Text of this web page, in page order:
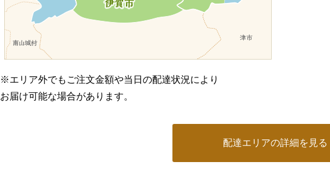
※エリア外でもご注文金額や当日の配達状況により
お届け可能な場合があります。
配達エリアの詳細を見る